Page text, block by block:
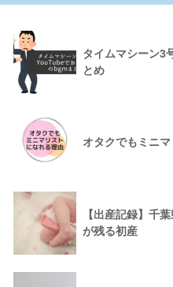
タイムマシーン3
とめ
オタクでもミニ
【出産記録】千
が残る初産